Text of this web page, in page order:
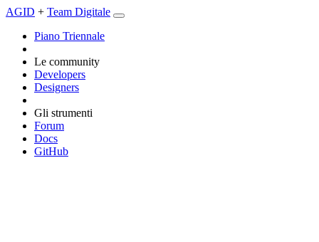
AGID + Team Digitale
Piano Triennale
Le community
Developers
Designers
Gli strumenti
Forum
Docs
GitHub